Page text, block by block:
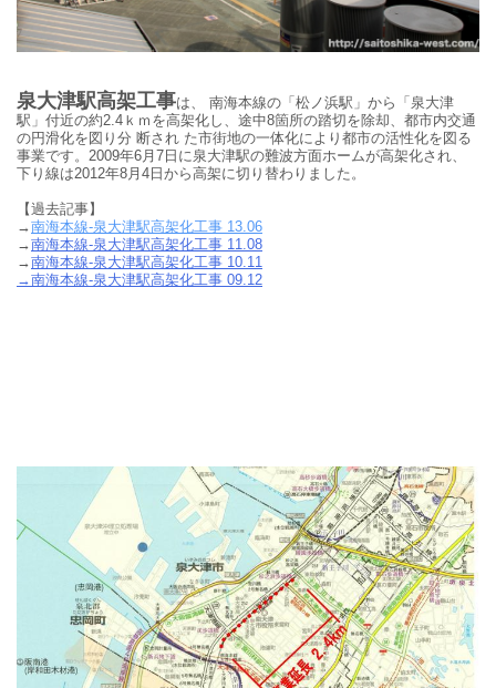
泉大津駅高架工事は、 南海本線の「松ノ浜駅」から「泉大津
駅」付近の約2.4ｋｍを高架化し、途中8箇所の踏切を除却、都市内交通
の円滑化を図り分 断され た市街地の一体化により都市の活性化を図る
事業です。2009年6月7日に泉大津駅の難波方面ホームが高架化され、
下り線は2012年8月4日から高架に切り替わりました。
【過去記事】
→南海本線-泉大津駅高架化工事 13.06
→南海本線-泉大津駅高架化工事 11.08
→南海本線-泉大津駅高架化工事 10.11
→南海本線-泉大津駅高架化工事 09.12